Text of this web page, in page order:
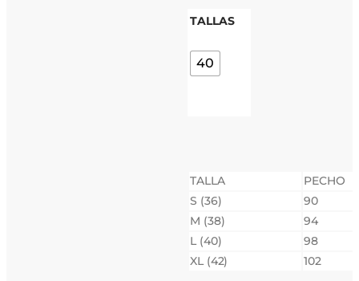
TALLAS
40
TALLA
PECHO
S (36)
90
M (38)
94
L (40)
98
XL (42)
102